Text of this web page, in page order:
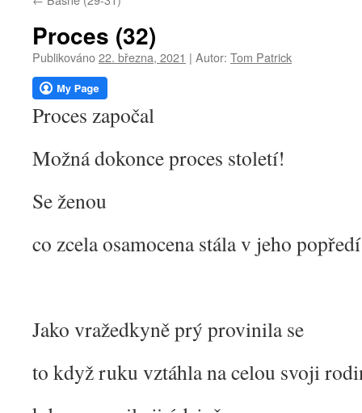
webu
Proces (32)
Publikováno22. března, 2021 | Autor: Tom Patrick
Proces započal
Možná dokonce proces století!
Se ženou
co zcela osamocena stála v jeho popředí
Jako vražedkyně prý provinila se
to když ruku vztáhla na celou svoji